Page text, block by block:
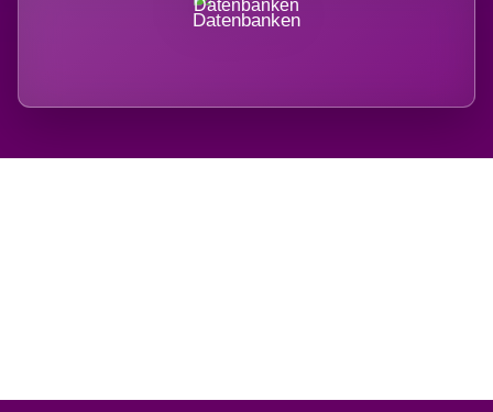
Datenbanken